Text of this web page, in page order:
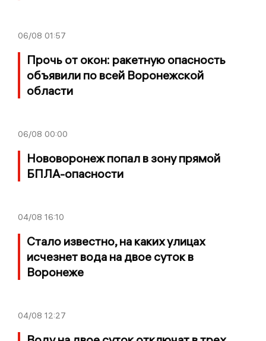
06/08 01:57
Прочь от окон: ракетную опасность
объявили по всей Воронежской
области
06/08 00:00
Нововоронеж попал в зону прямой
БПЛА-опасности
04/08 16:10
Стало известно, на каких улицах
исчезнет вода на двое суток в
Воронеже
04/08 12:27